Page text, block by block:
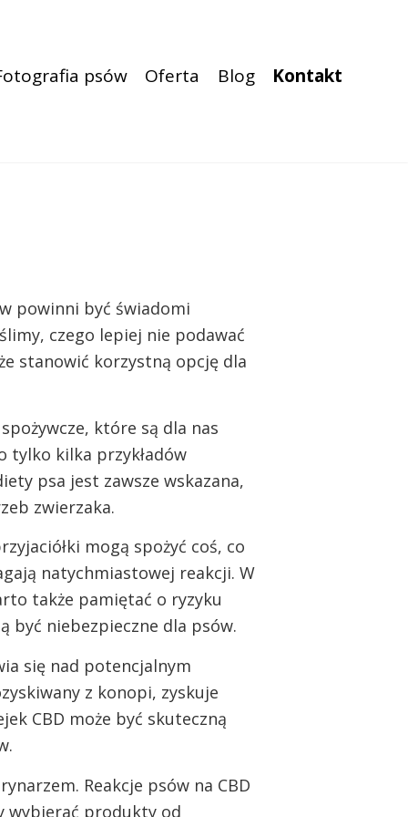
psów Oferta Blog Kontakt
powinni być świadomi
czego lepiej nie podawać
stanowić korzystną opcję dla
które są dla nas
tylko kilka przykładów
psa jest zawsze wskazana,
zwierzaka.
mogą spożyć coś, co
natychmiastowej reakcji. W
także pamiętać o ryzyku
być niebezpieczne dla psów.
się nad potencjalnym
z konopi, zyskuje
CBD może być skuteczną
Reakcje psów na CBD
wybierać produkty od